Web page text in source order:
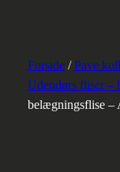
Forside/Pave
Udendørs fliser –
belægningsflise –